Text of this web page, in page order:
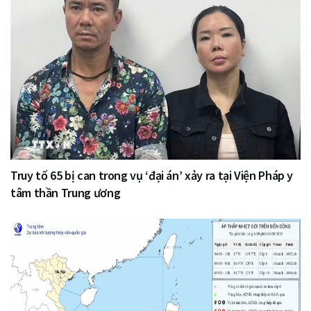
Truy tố 65 bị can trong vụ ‘đại án’ xảy ra tại Viện Pháp y
tâm thần Trung ương